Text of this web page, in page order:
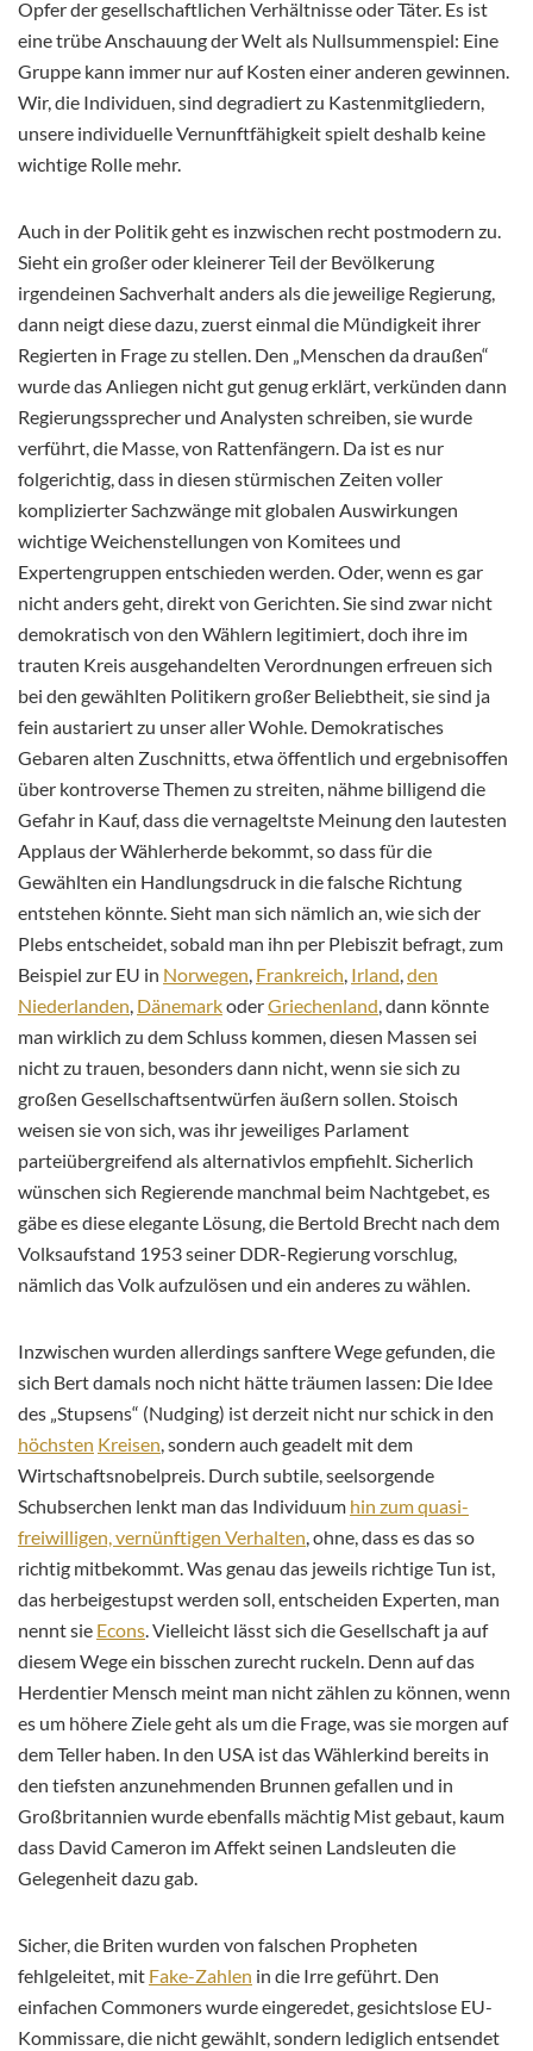
Opfer der gesellschaftlichen Verhältnisse oder Täter. Es ist
eine trübe Anschauung der Welt als Nullsummenspiel: Eine
Gruppe kann immer nur auf Kosten einer anderen gewinnen.
Wir, die Individuen, sind degradiert zu Kastenmitgliedern,
unsere individuelle Vernunftfähigkeit spielt deshalb keine
wichtige Rolle mehr.
Auch in der Politik geht es inzwischen recht postmodern zu.
Sieht ein großer oder kleinerer Teil der Bevölkerung
irgendeinen Sachverhalt anders als die jeweilige Regierung,
dann neigt diese dazu, zuerst einmal die Mündigkeit ihrer
Regierten in Frage zu stellen. Den „Menschen da draußen“
wurde das Anliegen nicht gut genug erklärt, verkünden dann
Regierungssprecher und Analysten schreiben, sie wurde
verführt, die Masse, von Rattenfängern. Da ist es nur
folgerichtig, dass in diesen stürmischen Zeiten voller
komplizierter Sachzwänge mit globalen Auswirkungen
wichtige Weichenstellungen von Komitees und
Expertengruppen entschieden werden. Oder, wenn es gar
nicht anders geht, direkt von Gerichten. Sie sind zwar nicht
demokratisch von den Wählern legitimiert, doch ihre im
trauten Kreis ausgehandelten Verordnungen erfreuen sich
bei den gewählten Politikern großer Beliebtheit, sie sind ja
fein austariert zu unser aller Wohle. Demokratisches
Gebaren alten Zuschnitts, etwa öffentlich und ergebnisoffen
über kontroverse Themen zu streiten, nähme billigend die
Gefahr in Kauf, dass die vernageltste Meinung den lautesten
Applaus der Wählerherde bekommt, so dass für die
Gewählten ein Handlungsdruck in die falsche Richtung
entstehen könnte. Sieht man sich nämlich an, wie sich der
Plebs entscheidet, sobald man ihn per Plebiszit befragt, zum
Beispiel zur EU in Norwegen, Frankreich, Irland,den
Niederlanden, DänemarkoderGriechenland, dann könnte
man wirklich zu dem Schluss kommen, diesen Massen sei
nicht zu trauen, besonders dann nicht, wenn sie sich zu
großen Gesellschaftsentwürfen äußern sollen. Stoisch
weisen sie von sich, was ihr jeweiliges Parlament
parteiübergreifend als alternativlos empfiehlt. Sicherlich
wünschen sich Regierende manchmal beim Nachtgebet, es
gäbe es diese elegante Lösung, die Bertold Brecht nach dem
Volksaufstand 1953 seiner DDR-Regierung vorschlug,
nämlich das Volk aufzulösen und ein anderes zu wählen.
Inzwischen wurden allerdings sanftere Wege gefunden, die
sich Bert damals noch nicht hätte träumen lassen: Die Idee
des „Stupsens“ (Nudging) ist derzeit nicht nur schick in den
höchsten Kreisen, sondern auch geadelt mit dem
Wirtschaftsnobelpreis. Durch subtile, seelsorgende
Schubserchen lenkt man das Individuum hin zum quasi-
freiwilligen, vernünftigen Verhalten, ohne, dass es das so
richtig mitbekommt. Was genau das jeweils richtige Tun ist,
das herbeigestupst werden soll, entscheiden Experten, man
nennt sie Econs. Vielleicht lässt sich die Gesellschaft ja auf
diesem Wege ein bisschen zurecht ruckeln. Denn auf das
Herdentier Mensch meint man nicht zählen zu können, wenn
es um höhere Ziele geht als um die Frage, was sie morgen auf
dem Teller haben. In den USA ist das Wählerkind bereits in
den tiefsten anzunehmenden Brunnen gefallen und in
Großbritannien wurde ebenfalls mächtig Mist gebaut, kaum
dass David Cameron im Affekt seinen Landsleuten die
Gelegenheit dazu gab.
Sicher, die Briten wurden von falschen Propheten
fehlgeleitet, mit Fake-Zahlen in die Irre geführt. Den
einfachen Commoners wurde eingeredet, gesichtslose EU-
Kommissare, die nicht gewählt, sondern lediglich entsendet